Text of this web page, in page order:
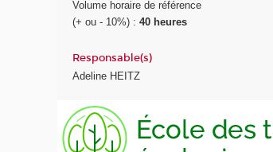
Volume horaire de référence
(+ ou - 10%) :40 heures
Responsable(s)
Adeline HEITZ